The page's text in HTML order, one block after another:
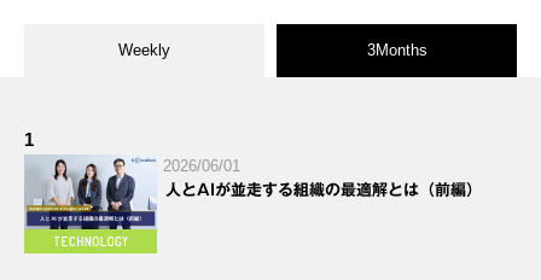
Weekly 3Months
1
2026/06/01
人とAIが並走する組織の最適解とは（前編）